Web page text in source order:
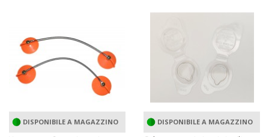
DISPONIBILE A MAGAZZINO DISPONIBILE A MAGAZZINO